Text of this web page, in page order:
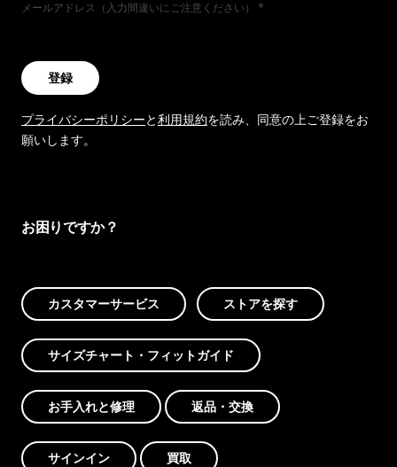
メールアドレス（入力間違いにご注意ください）
登録
プライバシーポリシーと利用規約を読み、同意の上ご登録をお
願いします。
お困りですか？
カスタマーサービス ストアを探す
サイズチャート・フィットガイド
お手入れと修理 返品・交換
サインイン 買取